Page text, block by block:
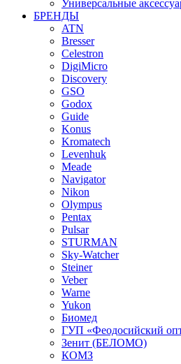
Универсальные
БРЕНДЫ
ATN
Bresser
Celestron
DigiMicro
Discovery
GSO
Godox
Guide
Konus
Kromatech
Levenhuk
Meade
Navigator
Nikon
Olympus
Pentax
Pulsar
STURMAN
Sky-Watcher
Steiner
Veber
Warne
Yukon
Биомед
ГУП «Феодосийский
Зенит (БЕЛОМО)
КОМЗ